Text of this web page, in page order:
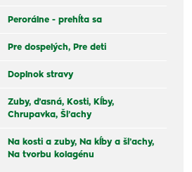
Perorálne - prehĺta sa
Pre dospelých, Pre deti
Doplnok stravy
Zuby, ďasná, Kosti, Kĺby,
Chrupavka,Šľachy
Na kosti a zuby, Na kĺby a šľachy,
Na tvorbu kolagénu